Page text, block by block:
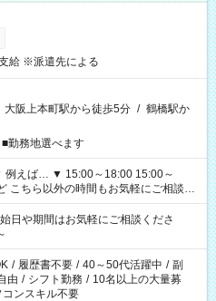
給 ※派遣先による
大阪上本町駅から徒歩5分 / 鶴橋駅か
勤務地選べます
く
や期間はお気軽にご相談くださ
/ 履歴書不要 / 40～50代活躍中 / 副
由 / シフト勤務 / 10名以上の大量募
コンスキル不要